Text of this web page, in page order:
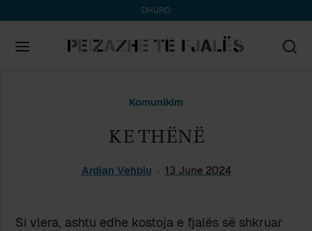
DHURO
Komunikim
KE THËNË
Ardian Vehbiu 13 June 2024
Si vlera, ashtu edhe kostoja e fjalës së shkruar